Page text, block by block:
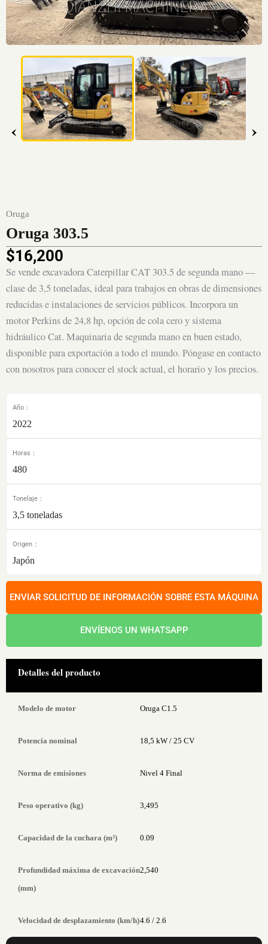
‹ ›
Oruga
Oruga 303.5
$16,200
Se vende excavadora Caterpillar CAT 303.5 de segunda mano —
clase de 3,5 toneladas, ideal para trabajos en obras de dimensiones
reducidas e instalaciones de servicios públicos. Incorpora un
motor Perkins de 24,8 hp, opción de cola cero y sistema
hidráulico Cat. Maquinaria de segunda mano en buen estado,
disponible para exportación a todo el mundo. Póngase en contacto
con nosotros para conocer el stock actual, el horario y los precios.
Año：
2022
Horas：
480
Tonelaje：
3,5 toneladas
Origen：
Japón
ENVIAR SOLICITUD DE INFORMACIÓN SOBRE ESTA MÁQUINA
ENVÍENOS UN WHATSAPP
Detalles del producto
Modelo de motor Oruga C1.5
Potencia nominal 18,5 kW / 25 CV
Norma de emisiones Nivel 4 Final
Peso operativo (kg) 3,495
Capacidad de la cuchara (m³) 0.09
Profundidad máxima de excavación
(mm)
2,540
Velocidad de desplazamiento (km/h)4.6 / 2.6